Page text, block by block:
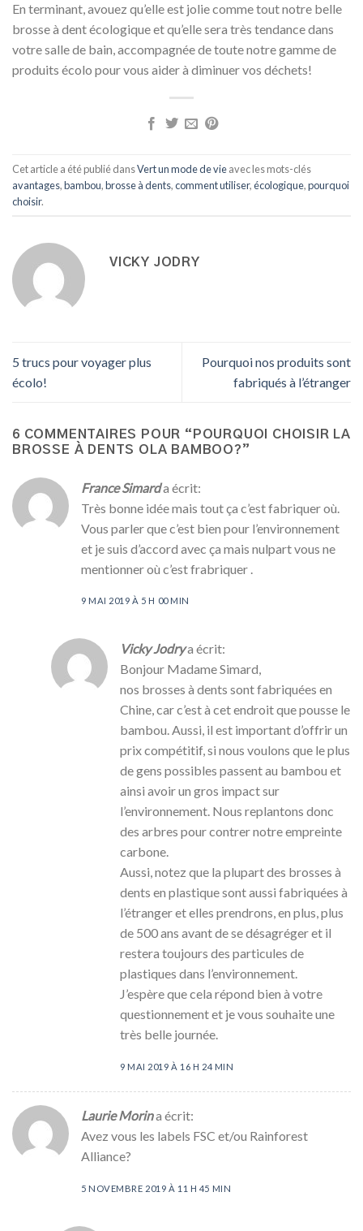
En terminant, avouez qu’elle est jolie comme tout notre belle
brosse à dent écologique et qu’elle sera très tendance dans
votre salle de bain, accompagnée de toute notre gamme de
produits écolo pour vous aider à diminuer vos déchets!
Cet article a été publié dansVert un mode de vieavec les mots-clés
avantages,bambou,brosse à dents,comment utiliser,écologique,pourquoi
choisir.
VICKY JODRY
5 trucs pour voyager plus
écolo!
Pourquoi nos produits sont
fabriqués à l’étranger
6 COMMENTAIRES POUR “ POURQUOI CHOISIR LA
BROSSE À DENTS OLA BAMBOO?”
France Simarda écrit:
Très bonne idée mais tout ça c’est fabriquer où.
Vous parler que c’est bien pour l’environnement
et je suis d’accord avec ça mais nulpart vous ne
mentionner où c’est frabriquer .
9 MAI 2019 À 5 H 00 MIN
Vicky Jodrya écrit:
Bonjour Madame Simard,
nos brosses à dents sont fabriquées en
Chine, car c’est à cet endroit que pousse le
bambou. Aussi, il est important d’offrir un
prix compétitif, si nous voulons que le plus
de gens possibles passent au bambou et
ainsi avoir un gros impact sur
l’environnement. Nous replantons donc
des arbres pour contrer notre empreinte
carbone.
Aussi, notez que la plupart des brosses à
dents en plastique sont aussi fabriquées à
l’étranger et elles prendrons, en plus, plus
de 500 ans avant de se désagréger et il
restera toujours des particules de
plastiques dans l’environnement.
J’espère que cela répond bien à votre
questionnement et je vous souhaite une
très belle journée.
9 MAI 2019 À 16 H 24 MIN
Laurie Morina écrit:
Avez vous les labels FSC et/ou Rainforest
Alliance?
5 NOVEMBRE 2019 À 11 H 45 MIN